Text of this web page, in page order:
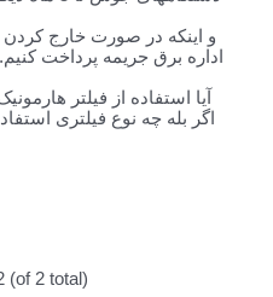
و اینکه در صورت خارج کردن
اداره برق جریمه پرداخت
آیا استفاده از فیلتر
اگر بله چه نوع فیلتری
(of 2 total)